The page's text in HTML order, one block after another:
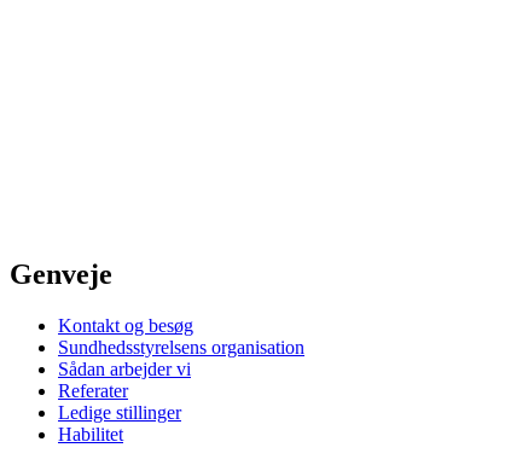
Genveje
Kontakt og besøg
Sundhedsstyrelsens organisation
Sådan arbejder vi
Referater
Ledige stillinger
Habilitet